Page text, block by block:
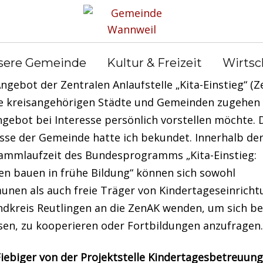
Gemeinde Kultur & Freizeit
Reutlingen im Bundesprogramm „Kita-Einstieg“
der Zentralen Anlaufstelle „Kita-Einstieg“
kreisangehörigen Städte und Gemeinden zugehen
bei Interesse persönlich vorstellen möchte.
der Gemeinde hatte ich bekundet. Innerhalb der
des Bundesprogramms „Kita-Einstieg:
bauen in frühe Bildung“ können sich sowohl
als auch freie Träger von
Reutlingen an die ZenAK wenden, um sich
zu kooperieren oder Fortbildungen anzufragen.
von der Projektstelle